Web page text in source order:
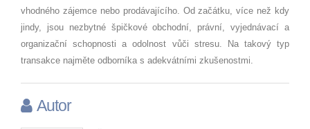
vhodného zájemce nebo prodávajícího. Od začátku, více než kdy
jindy, jsou nezbytné špičkové obchodní, právní, vyjednávací a
organizační schopnosti a odolnost vůči stresu. Na takový typ
transakce najměte odborníka s adekvátními zkušenostmi.
Autor